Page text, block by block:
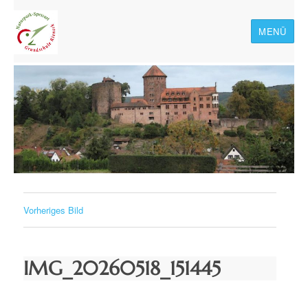
MENÜ
Vorheriges Bild
IMG_20260518_151445